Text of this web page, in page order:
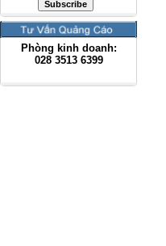
Phòng kinh doanh:
028 3513 6399